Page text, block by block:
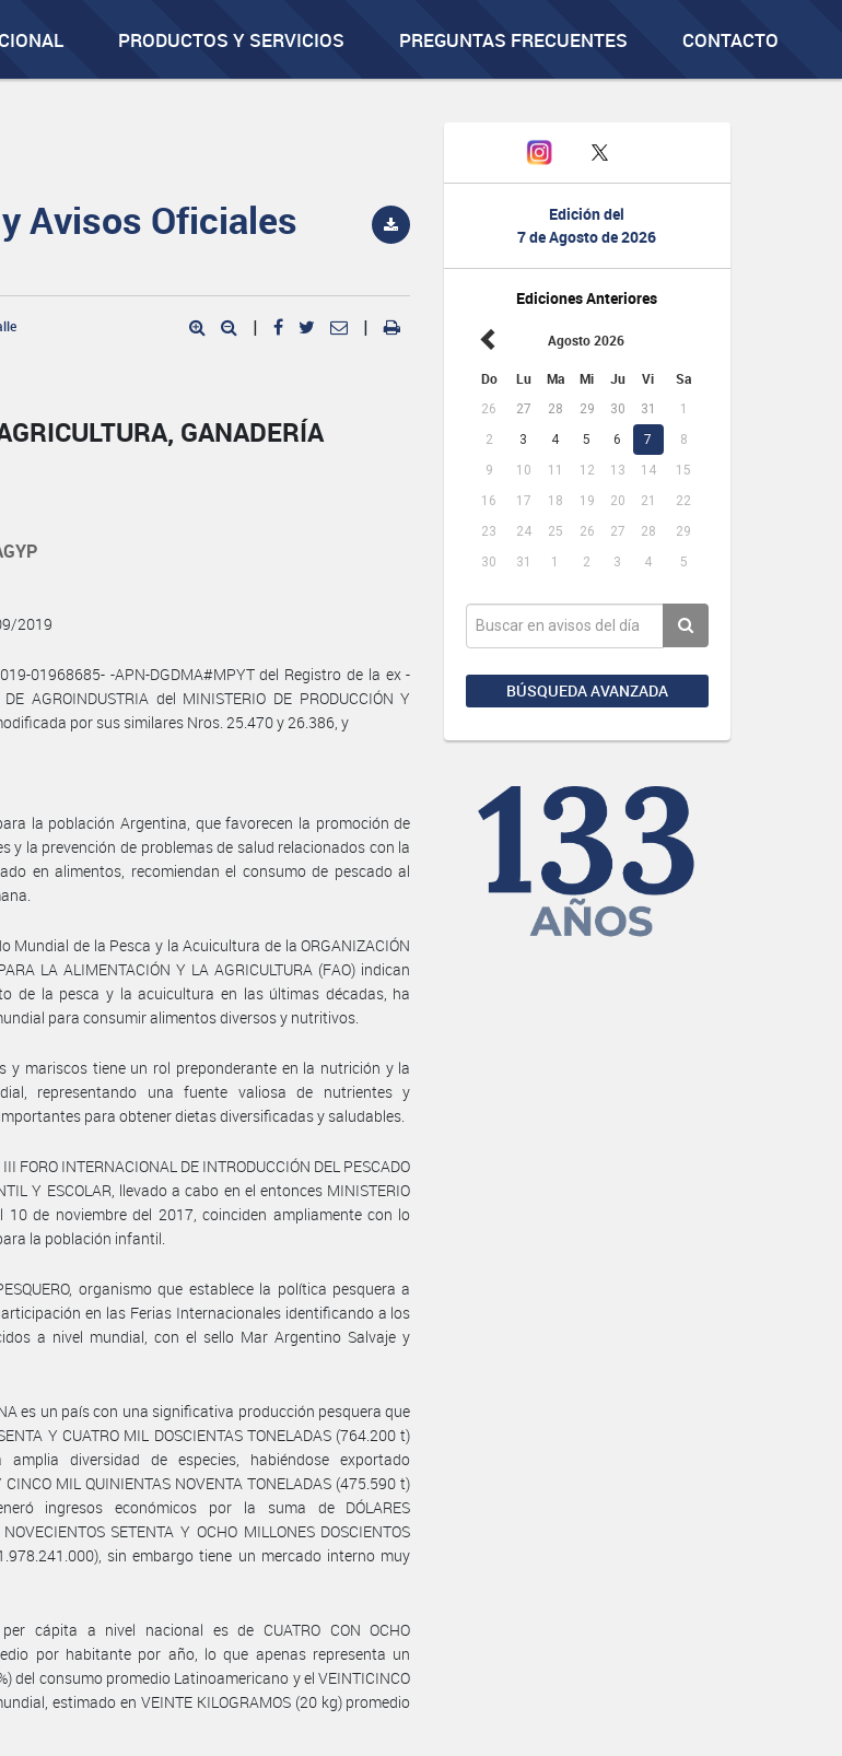
PRODUCTOS Y SERVICIOS PREGUNTAS FRECUENTES CONTACTO
Edición del
7 de Agosto de 2026
Ediciones Anteriores
Agosto 2026
Do Lu Ma Mi Ju Vi Sa
26 27 28 29 30 31
1
2
3 4 5 6 7
8
9
10 11 12 13 14
15
16
17 18 19 20 21
22
23
24 25 26 27 28
29
30
31 1 2 3 4 5
BÚSQUEDA AVANZADA
Avisos Oficiales
| |
GANADERÍA
2019
01968685- -APN-DGDMA#MPYT del Registro de la ex -
DE AGROINDUSTRIA del MINISTERIO DE PRODUCCIÓN Y
por sus similares Nros. 25.470 y 26.386, y
la población Argentina, que favorecen la promoción de
y la prevención de problemas de salud relacionados con la
en alimentos, recomiendan el consumo de pescado al
Mundial de la Pesca y la Acuicultura de la ORGANIZACIÓN
LA ALIMENTACIÓN Y LA AGRICULTURA (FAO) indican
de la pesca y la acuicultura en las últimas décadas, ha
para consumir alimentos diversos y nutritivos.
y mariscos tiene un rol preponderante en la nutrición y la
representando una fuente valiosa de nutrientes y
para obtener dietas diversificadas y saludables.
FORO INTERNACIONAL DE INTRODUCCIÓN DEL PESCADO
Y ESCOLAR, llevado a cabo en el entonces MINISTERIO
10 de noviembre del 2017, coinciden ampliamente con lo
la población infantil.
organismo que establece la política pesquera a
en las Ferias Internacionales identificando a los
a nivel mundial, con el sello Mar Argentino Salvaje y
es un país con una significativa producción pesquera que
Y CUATRO MIL DOSCIENTAS TONELADAS (764.200 t)
diversidad de especies, habiéndose exportado
CINCO MIL QUINIENTAS NOVENTA TONELADAS (475.590 t)
ingresos económicos por la suma de DÓLARES
SETENTA Y OCHO MILLONES DOSCIENTOS
sin embargo tiene un mercado interno muy
cápita a nivel nacional es de CUATRO CON OCHO
por habitante por año, lo que apenas representa un
del consumo promedio Latinoamericano y el VEINTICINCO
estimado en VEINTE KILOGRAMOS (20 kg) promedio